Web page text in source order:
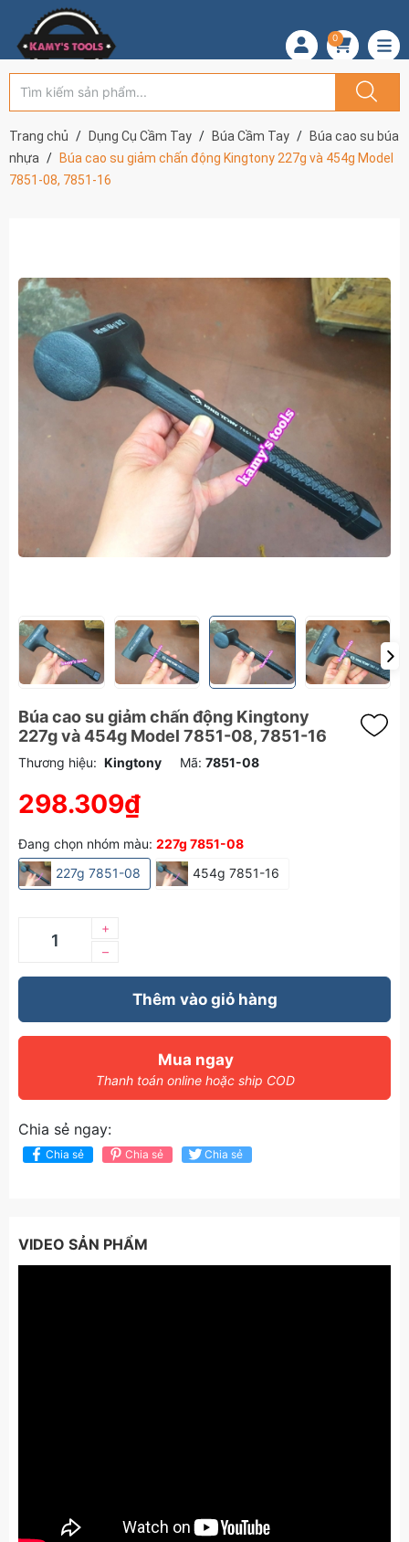
0
Trang chủ Dụng Cụ Cầm Tay Búa Cầm Tay
Búa cao su búa
nhựa
Búa cao su giảm chấn động Kingtony 227g và 454g Model
7851-08, 7851-16
Búa cao su giảm chấn động Kingtony
227g và 454g Model 7851-08, 7851-16
Thương hiệu: Kingtony Mã: 7851-08
298.309₫
Đang chọn nhóm màu: 227g 7851-08
227g 7851-08
454g 7851-16
–
+
Thêm vào giỏ hàng
Mua ngay
Thanh toán online hoặc ship COD
Chia sẻ ngay:
Chia sẻ Chia sẻ Chia sẻ
VIDEO SẢN PHẨM